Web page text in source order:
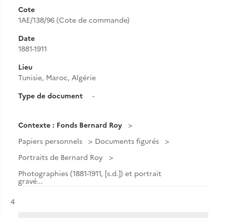
Cote
1AE/138/96 (Cote de commande)
Date
1881-1911
Lieu
Tunisie, Maroc, Algérie
Type de document
-
Contexte : Fonds Bernard Roy
Papiers personnels
Documents figurés
Portraits de Bernard Roy
Photographies (1881-1911, [s.d.]) et portrait
gravé...
Résultat n°
4